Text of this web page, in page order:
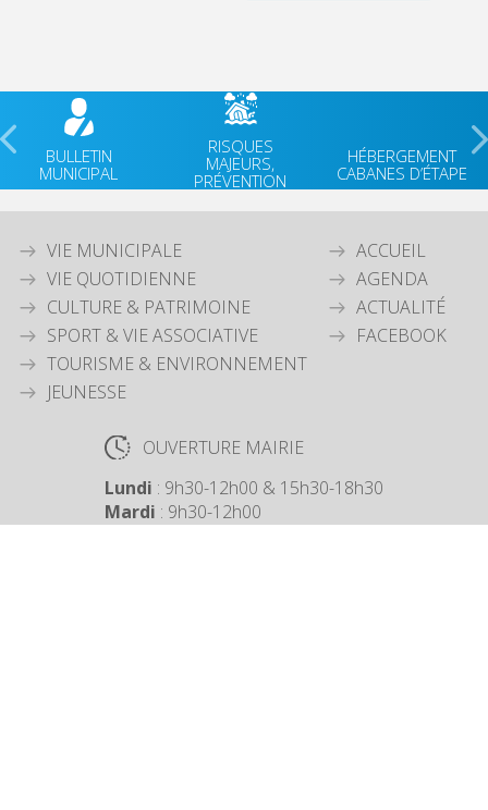
BULLETIN
MUNICIPAL
RISQUES
MAJEURS,
PRÉVENTION
HÉBERGEMENT
CABANES D’ÉTAPE
VIE MUNICIPALE
VIE QUOTIDIENNE
CULTURE & PATRIMOINE
SPORT & VIE ASSOCIATIVE
TOURISME & ENVIRONNEMENT
JEUNESSE
ACCUEIL
AGENDA
ACTUALITÉ
FACEBOOK
OUVERTURE MAIRIE
Lundi : 9h30-12h00 & 15h30-18h30
Mardi : 9h30-12h00